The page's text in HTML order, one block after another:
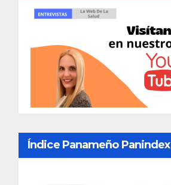
Índice Panameño Panindex